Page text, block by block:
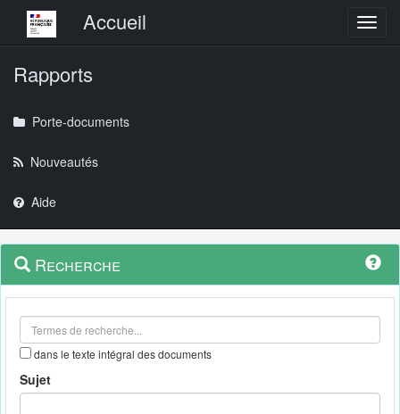
Menu principalAccueil
Rapports
Porte-documents
Nouveautés
Aide
Navigation
outils
Menu
contextuel
Recherche
dans le texte intégral des documents
Sujet